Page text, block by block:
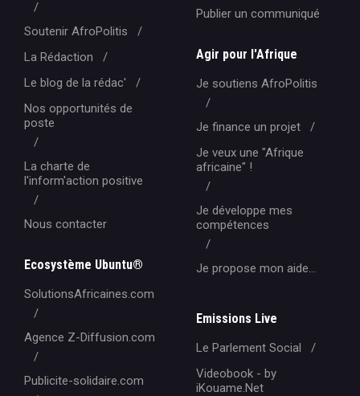
Soutenir AfroPolitis
La Rédaction
Le blog de la rédac'
Nos opportunités de
poste
La charte de
l'inform'action positive
Nous contacter
Ecosystème Ubuntu®
SolutionsAfricaines.com
Agence Z-Diffusion.com
Publicite-solidaire.com
Publier un communiqué
Agir pour l'Afrique
Je soutiens AfroPolitis
Je finance un projet
Je veux une "Afrique
africaine" !
Je développe mes
compétences
Je propose mon aide...
Emissions Live
Le Parlement Social
Videobook - by
iKouame.Net